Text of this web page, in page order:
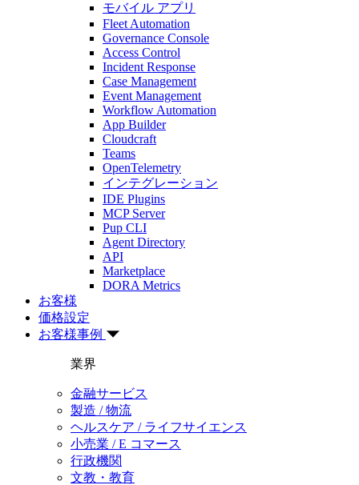
モバイル アプリ
Fleet Automation
Governance Console
Access Control
Incident Response
Case Management
Event Management
Workflow Automation
App Builder
Cloudcraft
Teams
OpenTelemetry
インテグレーション
IDE Plugins
MCP Server
Pup CLI
Agent Directory
API
Marketplace
DORA Metrics
お客様
価格設定
お客様事例
業界
金融サービス
製造 / 物流
ヘルスケア / ライフサイエンス
小売業 / E コマース
行政機関
文教・教育